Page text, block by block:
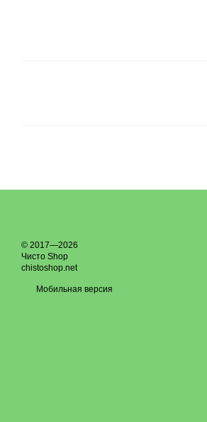
© 2017—2026
Чисто Shop
chistoshop.net
Мобильная версия